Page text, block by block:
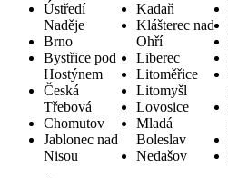
Ústředí
Naděje
Brno
Bystřice pod
Hostýnem
Česká
Třebová
Chomutov
Jablonec nad
Nisou
Kadaň
Klášterec nad
Ohří
Liberec
Litoměřice
Litomyšl
Lovosice
Mladá
Boleslav
Nedašov